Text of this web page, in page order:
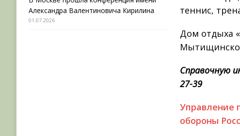
теннис,
Дом отдыха
Справочную
27-39
Управление
обороны
Александра Валентиновича Кирилина
01.07.2026